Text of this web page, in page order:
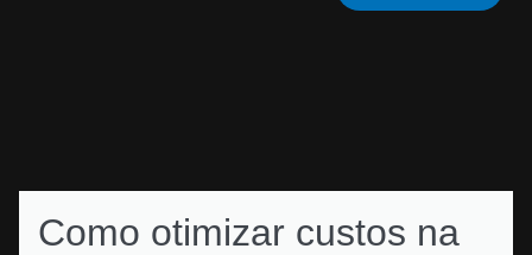
Como otimizar custos na